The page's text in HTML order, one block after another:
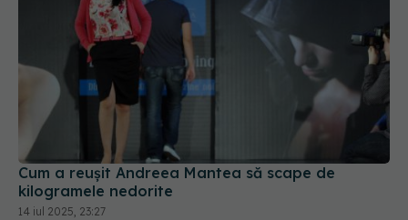
Cum a reușit Andreea Mantea să scape de
kilogramele nedorite
14 iul 2025, 23:27